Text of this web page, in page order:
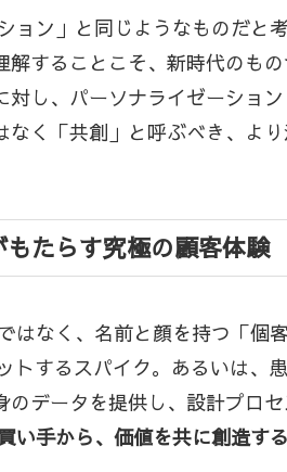
ョン」と同じようなものだ
することこそ、新時代のも
し、パーソナライゼーショ
く「共創」と呼ぶべき、よ
たらす究極の顧客体験
なく、名前と顔を持つ「個
するスパイク。あるいは、
データを提供し、設計プロ
手から、価値を共に創造す